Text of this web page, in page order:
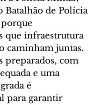
Batalhão de Polícia
que infraestrutura
caminham juntas.
preparados, com
e uma
é
para garantir